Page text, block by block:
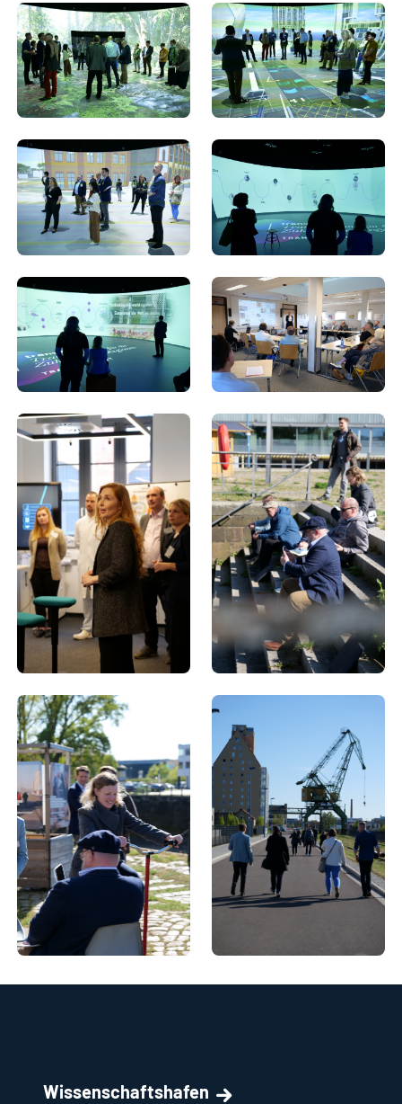
Wissenschaftshafen
Wir nutzen Cookies, um Inhalte anzeigen zu lassen und Zugriffe
auf unserer Website zu analysieren.
Datenschutzerklärung
Cookie-Einstellungen Alle ablehnen Das ist ok